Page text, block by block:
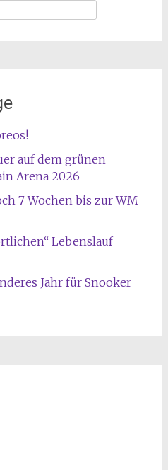
auf dem grünen
Arena 2026
7 Wochen bis zur WM
Lebenslauf
Jahr für Snooker